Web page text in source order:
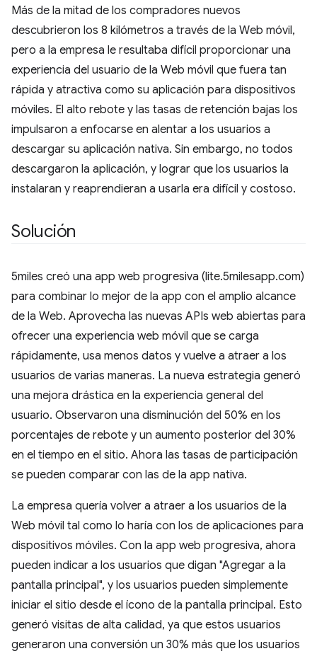
Más de la mitad de los compradores nuevos
descubrieron los 8 kilómetros a través de la Web móvil,
pero a la empresa le resultaba difícil proporcionar una
experiencia del usuario de la Web móvil que fuera tan
rápida y atractiva como su aplicación para dispositivos
móviles. El alto rebote y las tasas de retención bajas los
impulsaron a enfocarse en alentar a los usuarios a
descargar su aplicación nativa. Sin embargo, no todos
descargaron la aplicación, y lograr que los usuarios la
instalaran y reaprendieran a usarla era difícil y costoso.
Solución
5miles creó una app web progresiva (lite.5milesapp.com)
para combinar lo mejor de la app con el amplio alcance
de la Web. Aprovecha las nuevas APIs web abiertas para
ofrecer una experiencia web móvil que se carga
rápidamente, usa menos datos y vuelve a atraer a los
usuarios de varias maneras. La nueva estrategia generó
una mejora drástica en la experiencia general del
usuario. Observaron una disminución del 50% en los
porcentajes de rebote y un aumento posterior del 30%
en el tiempo en el sitio. Ahora las tasas de participación
se pueden comparar con las de la app nativa.
La empresa quería volver a atraer a los usuarios de la
Web móvil tal como lo haría con los de aplicaciones para
dispositivos móviles. Con la app web progresiva, ahora
pueden indicar a los usuarios que digan "Agregar a la
pantalla principal", y los usuarios pueden simplemente
iniciar el sitio desde el ícono de la pantalla principal. Esto
generó visitas de alta calidad, ya que estos usuarios
generaron una conversión un 30% más que los usuarios